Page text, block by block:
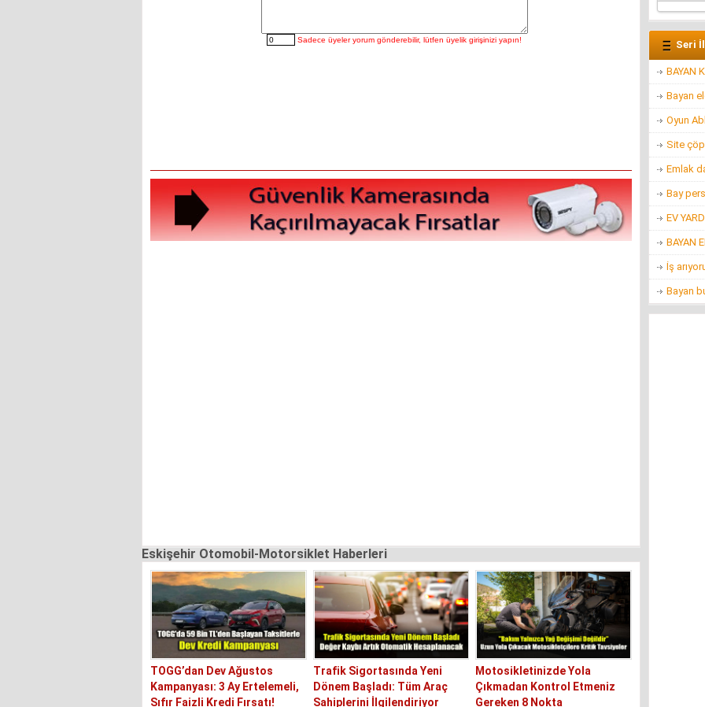
Eskişehir Otomobil-Motorsiklet Haberleri
TOGG’dan Dev Ağustos
Kampanyası: 3 Ay Ertelemeli,
Sıfır Faizli Kredi Fırsatı!
Trafik Sigortasında Yeni
Dönem Başladı: Tüm Araç
Sahiplerini İlgilendiriyor
Motosikletinizde Yola
Çıkmadan Kontrol Etmeniz
Gereken 8 Nokta
Seri
BAYAN
Bayan
Oyun
Site
Emlak
Bay
EV
BAYAN
İş
Bayan